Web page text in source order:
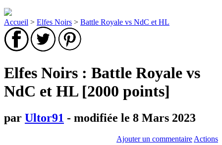
Accueil > Elfes Noirs > Battle Royale vs NdC et HL
Elfes Noirs : Battle Royale vs
NdC et HL [2000 points]
par Ultor91 - modifiée le 8 Mars 2023
Ajouter un commentaire Actions